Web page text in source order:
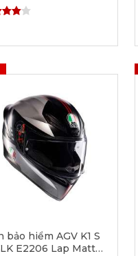
bảo hiểm AGV K1 S
E2206 Lap Matt